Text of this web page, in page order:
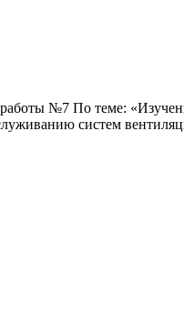
№7 По теме:
систем